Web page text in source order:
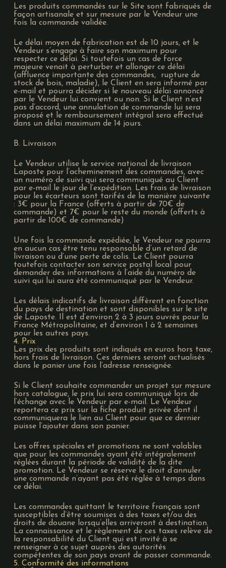
Les produits commandés sur le Site sont fabriqués de
façon artisanale et sur mesure par le Vendeur une
fois la commande validée.
Le délai moyen de fabrication est de 10 jours, et le
Vendeur s’engage à faire son maximum pour
respecter ce délai. Si toutefois un cas de force
majeure venait à perturber et allonger ce délai
(affluence importante des commandes, rupture de
stock de bois, maladie), le Client en sera informé par
e-mail et pourra décider si le nouveau délai annoncé
par le Vendeur lui convient ou non. Si le Client n’est
pas d’accord, une annulation de commande lui sera
proposé et le remboursement intégral sera effectué
dans un délai maximum de 14 jours.
B. Livraison
Le Vendeur utilise le service national de livraison
Laposte pour l’acheminement des commandes, avec
un numéro de suivi qui sera communiqué au Client
par e-mail le jour de l’expédition. Les frais de livraison
pour les écarteurs sont tarifés de la manière suivante
: 3€ pour la France (offerts à partir de 70€ de
commande) et 7€ pour le reste du monde (offerts à
partir de 100€ de commande)
Une fois la commande expédiée, le Vendeur ne pourra
en aucun cas être tenu responsable d’un retard de
livraison ou d’une perte de colis. Le Client pourra
toutefois contacter son service postal local pour
demander des informations à l’aide du numéro de
suivi qui lui aura été communiqué par le Vendeur.
Les délais indicatifs de livraison diffèrent en fonction
du pays de destination et sont disponibles sur le site
de Laposte. Il est d’environ 2 à 3 jours ouvrés pour la
France Métropolitaine, et d’environ 1 à 2 semaines
pour les autres pays.
4. Prix
Les prix des produits sont indiqués en euros hors taxe,
hors frais de livraison. Ces derniers seront actualisés
dans le panier une fois l’adresse renseignée.
Si le Client souhaite commander un projet sur mesure
hors catalogue, le prix lui sera communiqué lors de
l’échange avec le Vendeur par e-mail. Le Vendeur
reportera ce prix sur la fiche produit privée dont il
communiquera le lien au Client pour que ce dernier
puisse l’ajouter dans son panier.
Les offres spéciales et promotions ne sont valables
que pour les commandes ayant été intégralement
réglées durant la période de validité de la dite
promotion. Le Vendeur se réserve le droit d’annuler
une commande n’ayant pas été réglée à temps dans
ce délai.
Les commandes quittant le territoire français sont
susceptibles d’être soumises à des taxes et/ou des
droits de douane lorsqu’elles arriveront à destination.
La connaissance et le règlement de ces taxes relève de
la responsabilité du Client qui est invité à se
renseigner à ce sujet auprès des autorités
compétentes de son pays avant de passer commande.
5. Conformité des informations